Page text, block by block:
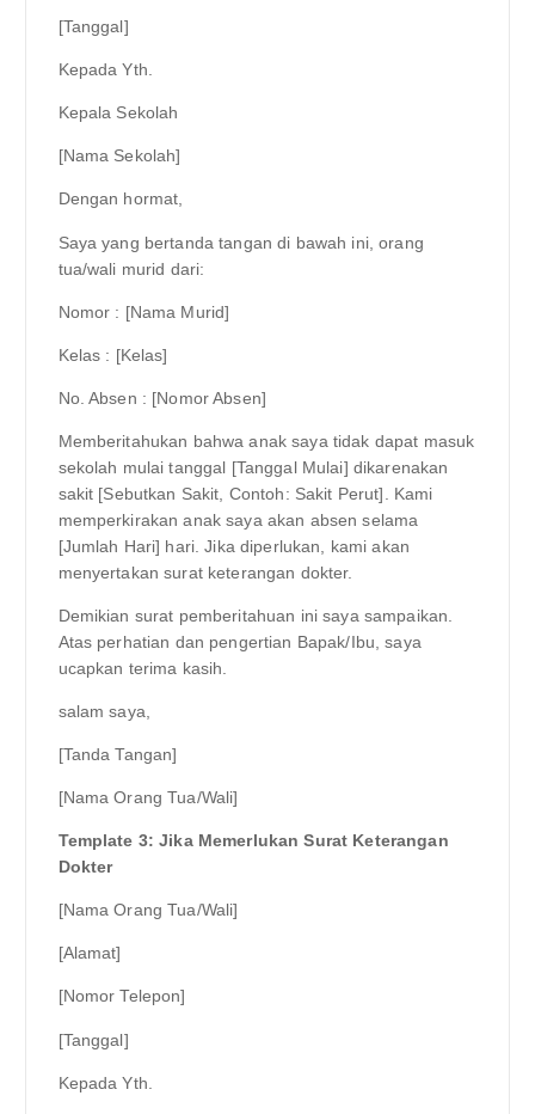
[Tanggal]
Kepada Yth.
Kepala Sekolah
[Nama Sekolah]
Dengan hormat,
Saya yang bertanda tangan di bawah ini, orang
tua/wali murid dari:
Nomor : [Nama Murid]
Kelas : [Kelas]
No. Absen : [Nomor Absen]
Memberitahukan bahwa anak saya tidak dapat masuk
sekolah mulai tanggal [Tanggal Mulai] dikarenakan
sakit [Sebutkan Sakit, Contoh: Sakit Perut]. Kami
memperkirakan anak saya akan absen selama
[Jumlah Hari] hari. Jika diperlukan, kami akan
menyertakan surat keterangan dokter.
Demikian surat pemberitahuan ini saya sampaikan.
Atas perhatian dan pengertian Bapak/Ibu, saya
ucapkan terima kasih.
salam saya,
[Tanda Tangan]
[Nama Orang Tua/Wali]
Template 3: Jika Memerlukan Surat Keterangan
Dokter
[Nama Orang Tua/Wali]
[Alamat]
[Nomor Telepon]
[Tanggal]
Kepada Yth.